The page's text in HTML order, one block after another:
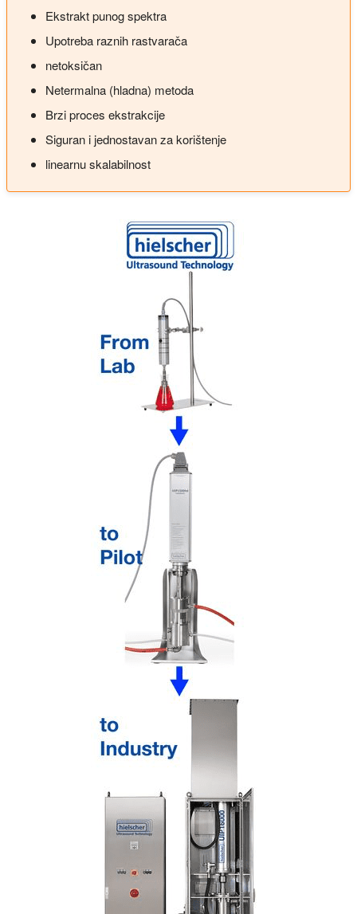
Ekstrakt punog spektra
Upotreba raznih rastvarača
netoksičan
Netermalna (hladna) metoda
Brzi proces ekstrakcije
Siguran i jednostavan za korištenje
linearnu skalabilnost